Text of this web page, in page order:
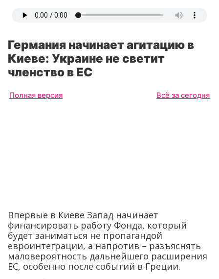
Германия начинает агитацию в
Киеве: Украине не светит
членство в ЕС
Полная версия Всё за сегодня
Впервые в Киеве Запад начинает
финансировать работу Фонда, который
будет заниматься не пропагандой
евроинтеграции, а напротив – разъяснять
маловероятность дальнейшего расширения
ЕС, особенно после событий в Греции.